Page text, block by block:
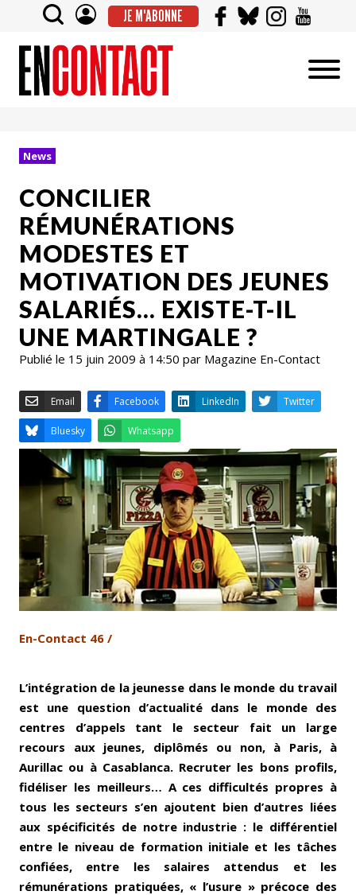
JE M'ABONNE
News
CONCILIER
RÉMUNÉRATIONS
MODESTES ET
MOTIVATION DES JEUNES
SALARIÉS… EXISTE-T-IL
UNE MARTINGALE ?
Publié le 15 juin 2009 à 14:50 par Magazine En-Contact
Email Facebook LinkedIn
Bluesky Whatsapp
En-Contact 46 /
L’intégration de la jeunesse dans le monde du travail
est une question d’actualité dans le monde des
centres d’appels tant le secteur fait un large
recours aux jeunes, diplômés ou non, à Paris, à
Aurillac ou à Casablanca. Recruter les bons profils,
fidéliser les meilleurs… A ces difficultés propres à
tous les secteurs s’en ajoutent bien d’autres liées
aux spécificités de notre industrie : le différentiel
entre le niveau de formation initiale et les tâches
confiées, entre les salaires attendus et les
rémunérations pratiquées, « l’usure » précoce des